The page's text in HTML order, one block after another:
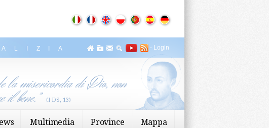
Multimedia Province Mappa
- Login
la misericordia di Dio, non
il bene.” (I DS, 13)